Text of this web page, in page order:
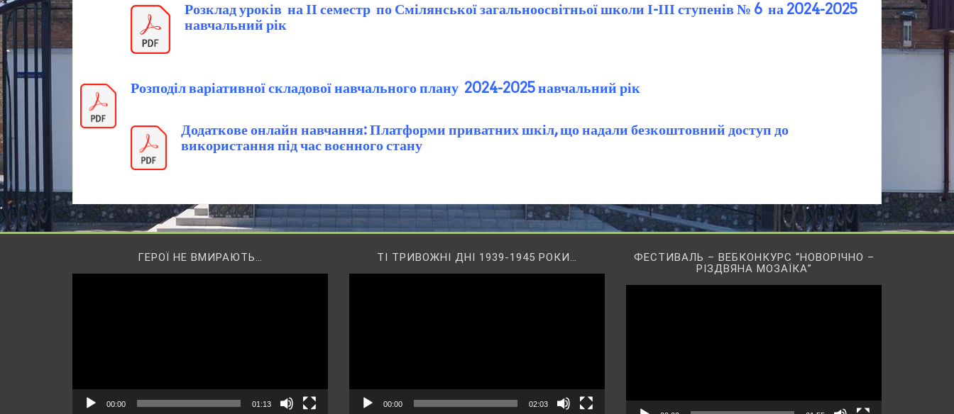
Розклад уроків на ІІ семестр по Смілянської загальноосвітньої школи І-ІІІ ступенів № 6 на 2024-2025
навчальний рік
Розподіл варіативної складової навчального плану 2024-2025 навчальний рік
Додаткове онлайн навчання:Платформи приватних шкіл, що надали безкоштовний доступ до
використання під час воєнного стану
ГЕРОЇ НЕ ВМИРАЮТЬ…
00:00 01:13
ТІ ТРИВОЖНІ ДНІ 1939-1945 РОКИ…
00:00 02:03
ФЕСТИВАЛЬ – ВЕБКОНКУРС “НОВОРІЧНО –
РІЗДВЯНА МОЗАЇКА”